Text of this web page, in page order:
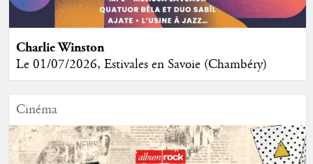
Charlie Winston
Le 01/07/2026, Estivales en Savoie (Chambéry)
Cinéma